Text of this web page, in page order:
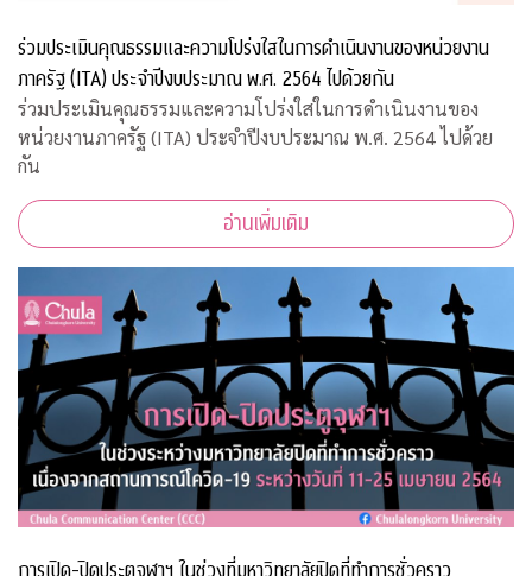
ร่วมประเมินคุณธรรมและความโปร่งใสในการดำเนินงานของหน่วยงาน
ภาครัฐ (ITA) ประจำปีงบประมาณ พ.ศ. 2564 ไปด้วยกัน
ร่วมประเมินคุณธรรมและความโปร่งใสในการดำเนินงานของ
หน่วยงานภาครัฐ (ITA) ประจำปีงบประมาณ พ.ศ. 2564 ไปด้วย
กัน
อ่านเพิ่มเติม